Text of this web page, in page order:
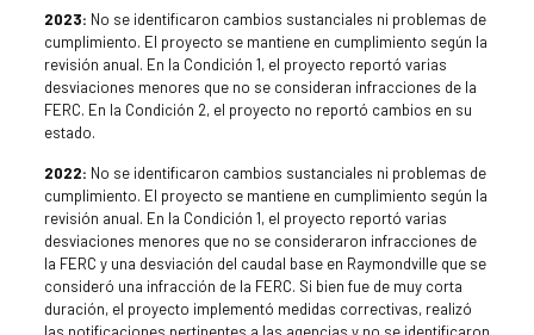
2023: No se identificaron cambios sustanciales ni problemas de
cumplimiento. El proyecto se mantiene en cumplimiento según la
revisión anual. En la Condición 1, el proyecto reportó varias
desviaciones menores que no se consideran infracciones de la
FERC. En la Condición 2, el proyecto no reportó cambios en su
estado.
2022: No se identificaron cambios sustanciales ni problemas de
cumplimiento. El proyecto se mantiene en cumplimiento según la
revisión anual. En la Condición 1, el proyecto reportó varias
desviaciones menores que no se consideraron infracciones de
la FERC y una desviación del caudal base en Raymondville que se
consideró una infracción de la FERC. Si bien fue de muy corta
duración, el proyecto implementó medidas correctivas, realizó
las notificaciones pertinentes a las agencias y no se identificaron